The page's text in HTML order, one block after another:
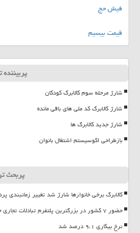
فیش حج
قیمت بیسیم
شارژ مرحله سوم کالابرگ کودکان
شارژ کالابرگ کد ملی های باقی مانده
شارژ جدید کالابرگ ها
بازطراحی اکوسیستم اشتغال بانوان
پربحث
کالابرگ برخی خانوارها شارژ شد تغییر
حضور ۷ کشور در بزرگترین پلتفرم تبادلات تجاری حوزه ساخت وساز
نرخ بیکاری ۹،۱ درصد شد